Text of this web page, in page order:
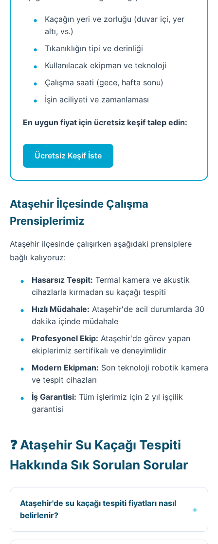
Kaçağın yeri ve zorluğu (duvar içi, yer
altı, vs.)
Tıkanıklığın tipi ve derinliği
Kullanılacak ekipman ve teknoloji
Çalışma saati (gece, hafta sonu)
İşin aciliyeti ve zamanlaması
En uygun fiyat için ücretsiz keşif talep edin:
Ücretsiz Keşif İste
Ataşehir İlçesinde Çalışma
Prensiplerimiz
Ataşehir ilçesinde çalışırken aşağıdaki prensiplere
bağlı kalıyoruz:
Hasarsız Tespit: Termal kamera ve akustik
cihazlarla kırmadan su kaçağı tespiti
Hızlı Müdahale: Ataşehir'de acil durumlarda 30
dakika içinde müdahale
Profesyonel Ekip: Ataşehir'de görev yapan
ekiplerimiz sertifikalı ve deneyimlidir
Modern Ekipman: Son teknoloji robotik kamera
ve tespit cihazları
İş Garantisi: Tüm işlerimiz için 2 yıl işçilik
garantisi
❓ Ataşehir Su Kaçağı Tespiti
Hakkında Sık Sorulan Sorular
Ataşehir'de su kaçağı tespiti fiyatları nasıl
belirlenir?
+
Ataşehir ilçesinde su kaçağı tespiti fiyatları;